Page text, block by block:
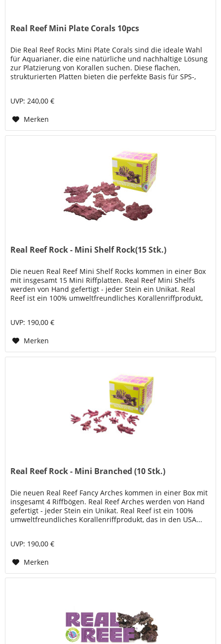
Real Reef Mini Plate Corals 10pcs
Die Real Reef Rocks Mini Plate Corals sind die ideale Wahl
für Aquarianer, die eine natürliche und nachhaltige Lösung
zur Platzierung von Korallen suchen. Diese flachen,
strukturierten Platten bieten die perfekte Basis für SPS-,
UVP: 240,00 €
Merken
Real Reef Rock - Mini Shelf Rock(15 Stk.)
Die neuen Real Reef Mini Shelf Rocks kommen in einer Box
mit insgesamt 15 Mini Riffplatten. Real Reef Mini Shelfs
werden von Hand gefertigt - jeder Stein ein Unikat. Real
Reef ist ein 100% umweltfreundliches Korallenriffprodukt,
UVP: 190,00 €
Merken
Real Reef Rock - Mini Branched (10 Stk.)
Die neuen Real Reef Fancy Arches kommen in einer Box mit
insgesamt 4 Riffbögen. Real Reef Arches werden von Hand
gefertigt - jeder Stein ein Unikat. Real Reef ist ein 100%
umweltfreundliches Korallenriffprodukt, das in den USA...
UVP: 190,00 €
Merken